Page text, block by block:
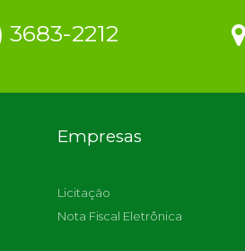
3683-2212
Empresas
Licitação
Nota Fiscal Eletrônica